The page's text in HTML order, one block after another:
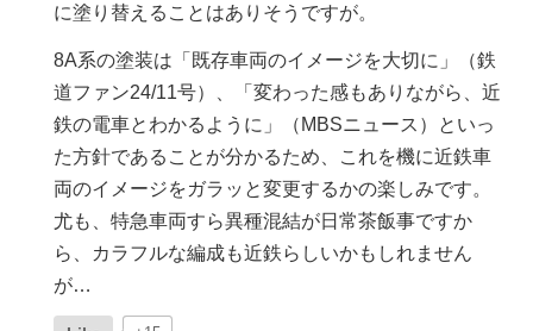
に塗り替えることはありそうですが。
8A系の塗装は「既存車両のイメージを大切に」（鉄
道ファン24/11号）、「変わった感もありながら、近
鉄の電車とわかるように」（MBSニュース）といっ
た方針であることが分かるため、これを機に近鉄車
両のイメージをガラッと変更するかの楽しみです。
尤も、特急車両すら異種混結が日常茶飯事ですか
ら、カラフルな編成も近鉄らしいかもしれません
が…